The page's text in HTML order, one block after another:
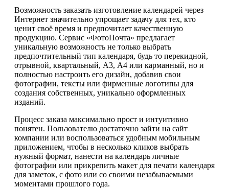
Возможность заказать изготовление календарей через
Интернет значительно упрощает задачу для тех, кто
ценит своё время и предпочитает качественную
продукцию. Сервис «ФотоПочта» предлагает
уникальную возможность не только выбрать
предпочтительный тип календаря, будь то перекидной,
отрывной, квартальный, А3, А4 или карманный, но и
полностью настроить его дизайн, добавив свои
фотографии, тексты или фирменные логотипы для
создания собственных, уникально оформленных
изданий.
Процесс заказа максимально прост и интуитивно
понятен. Пользователю достаточно зайти на сайт
компании или воспользоваться удобным мобильным
приложением, чтобы в несколько кликов выбрать
нужный формат, нанести на календарь личные
фотографии или прикрепить макет для печати календаря
для заметок, с фото или со своими незабываемыми
моментами прошлого года.